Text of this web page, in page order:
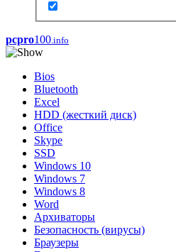
pcpro100.info
Bios
Bluetooth
Excel
HDD (жесткий диск)
Office
Skype
SSD
Windows 10
Windows 7
Windows 8
Word
Архиваторы
Безопасность (вирусы)
Браузеры